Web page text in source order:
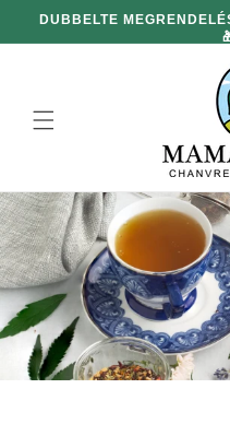
hagyni és
DUBBELTE